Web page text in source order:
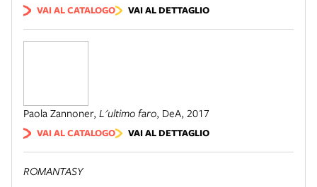
VAI AL CATALOGO VAI AL DETTAGLIO
Paola Zannoner, L'ultimo faro, DeA, 2017
VAI AL CATALOGO VAI AL DETTAGLIO
ROMANTASY